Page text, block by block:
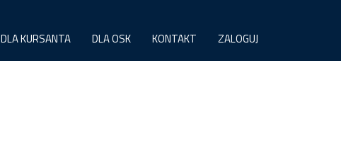
DLA KURSANTA DLA OSK KONTAKT ZALOGUJ